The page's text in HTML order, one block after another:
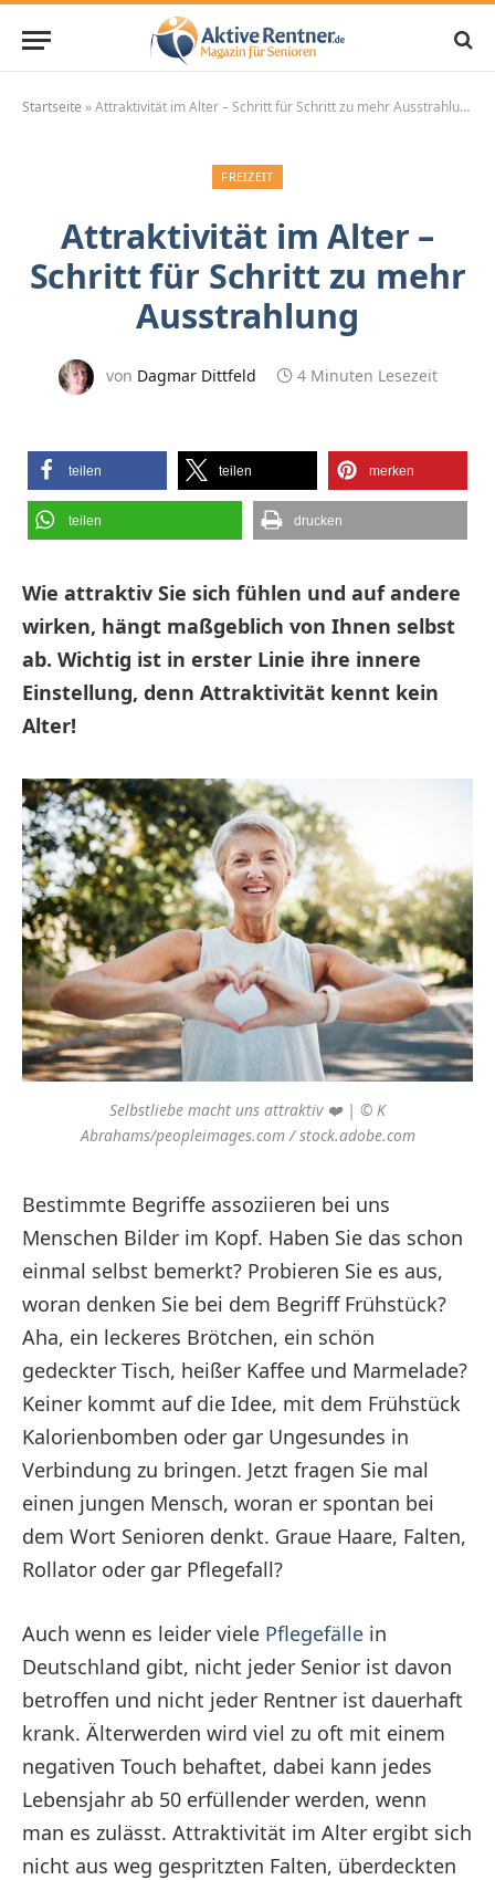
Startseite »Attraktivität im Alter – Schritt für Schritt zu mehr Ausstrahlung
FREIZEIT
Attraktivität im Alter –
Schritt für Schritt zu mehr
Ausstrahlung
von Dagmar Dittfeld 4 Minuten Lesezeit
teilen teilen merken
teilen drucken
Wie attraktiv Sie sich fühlen und auf andere
wirken, hängt maßgeblich von Ihnen selbst
ab. Wichtig ist in erster Linie ihre innere
Einstellung, denn Attraktivität kennt kein
Alter!
Selbstliebe macht uns attraktiv ❤️ | © K
Abrahams/peopleimages.com / stock.adobe.com
Bestimmte Begriffe assoziieren bei uns
Menschen Bilder im Kopf. Haben Sie das schon
einmal selbst bemerkt? Probieren Sie es aus,
woran denken Sie bei dem Begriff Frühstück?
Aha, ein leckeres Brötchen, ein schön
gedeckter Tisch, heißer Kaffee und Marmelade?
Keiner kommt auf die Idee, mit dem Frühstück
Kalorienbomben oder gar Ungesundes in
Verbindung zu bringen. Jetzt fragen Sie mal
einen jungen Mensch, woran er spontan bei
dem Wort Senioren denkt. Graue Haare, Falten,
Rollator oder gar Pflegefall?
Auch wenn es leider viele Pflegefälle in
Deutschland gibt, nicht jeder Senior ist davon
betroffen und nicht jeder Rentner ist dauerhaft
krank. Älterwerden wird viel zu oft mit einem
negativen Touch behaftet, dabei kann jedes
Lebensjahr ab 50 erfüllender werden, wenn
man es zulässt. Attraktivität im Alter ergibt sich
nicht aus weg gespritzten Falten, überdeckten